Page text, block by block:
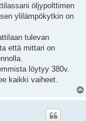
öljypolttimen
ylilämpökytkin on
tulevan
että mittari on
löytyy 380v.
kaikki vaiheet.